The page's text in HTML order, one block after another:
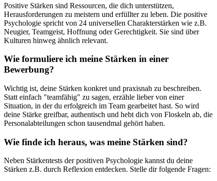
Positive Stärken sind Ressourcen, die dich unterstützen,
Herausforderungen zu meistern und erfüllter zu leben. Die positive
Psychologie spricht von 24 universellen Charakterstärken wie z.B.
Neugier, Teamgeist, Hoffnung oder Gerechtigkeit. Sie sind über
Kulturen hinweg ähnlich relevant.
Wie formuliere ich meine Stärken in einer
Bewerbung?
Wichtig ist, deine Stärken konkret und praxisnah zu beschreiben.
Statt einfach "teamfähig" zu sagen, erzähle lieber von einer
Situation, in der du erfolgreich im Team gearbeitet hast. So wird
deine Stärke greifbar, authentisch und hebt dich von Floskeln ab, die
Personalabteilungen schon tausendmal gehört haben.
Wie finde ich heraus, was meine Stärken sind?
Neben Stärkentests der positiven Psychologie kannst du deine
Stärken z.B. durch Reflexion entdecken. Stelle dir folgende Fragen: